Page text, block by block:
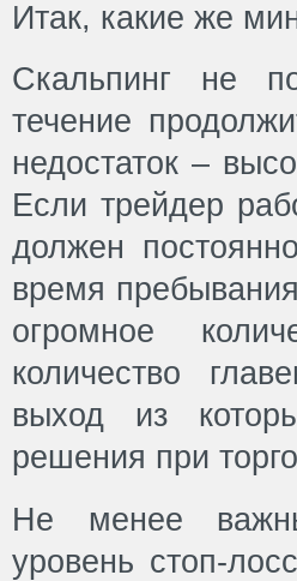
Итак, какие же
Скальпинг не
течение
недостаток –
Если трейдер
должен
время
огромное
количество
выход из
решения при
Не менее
уровень стоп-